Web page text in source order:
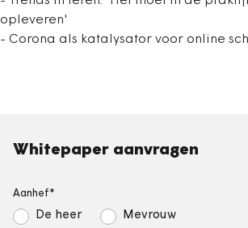
opleveren'
- Corona als katalysator voor online
Whitepaper aanvragen
Aanhef
De heer Mevrouw